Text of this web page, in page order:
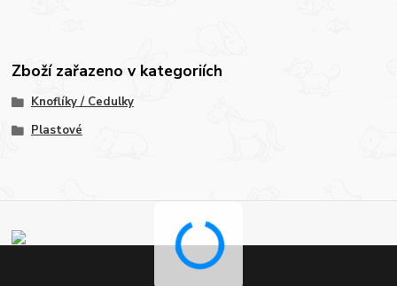
Zboží zařazeno v kategoriích
Knoflíky / Cedulky
Plastové